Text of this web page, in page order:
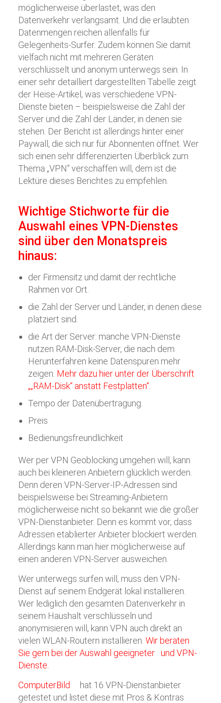
möglicherweise überlastet, was den
Datenverkehr verlangsamt. Und die erlaubten
Datenmengen reichen allenfalls für
Gelegenheits-Surfer. Zudem können Sie damit
vielfach nicht mit mehreren Geräten
verschlüsselt und anonym unterwegs sein. In
einer sehr detailliert dargestellten Tabelle zeigt
der Heise-Artikel, was verschiedene VPN-
Dienste bieten – beispielsweise die Zahl der
Server und die Zahl der Länder, in denen sie
stehen. Der Bericht ist allerdings hinter einer
Paywall, die sich nur für Abonnenten öffnet. Wer
sich einen sehr differenzierten Überblick zum
Thema „VPN“ verschaffen will, dem ist die
Lektüre dieses Berichtes zu empfehlen.
Wichtige Stichworte für die
Auswahl eines VPN-Dienstes
sind über den Monatspreis
hinaus:
der Firmensitz und damit der rechtliche
Rahmen vor Ort.
die Zahl der Server und Länder, in denen diese
platziert sind.
die Art der Server: manche VPN-Dienste
nutzen RAM-Disk-Server, die nach dem
Herunterfahren keine Datenspuren mehr
zeigen. Mehr dazu hier unter der Überschrift
„„RAM-Disk“ anstatt Festplatten“.
Tempo der Datenübertragung.
Preis
Bedienungsfreundlichkeit
Wer per VPN Geoblocking umgehen will, kann
auch bei kleineren Anbietern glücklich werden.
Denn deren VPN-Server-IP-Adressen sind
beispielsweise bei Streaming-Anbietern
möglicherweise nicht so bekannt wie die großer
VPN-Dienstanbieter. Denn es kommt vor, dass
Adressen etablierter Anbieter blockiert werden.
Allerdings kann man hier möglicherweise auf
einen anderen VPN-Server ausweichen.
Wer unterwegs surfen will, muss den VPN-
Dienst auf seinem Endgerät lokal installieren.
Wer lediglich den gesamten Datenverkehr in
seinem Haushalt verschlüsseln und
anonymisieren will, kann VPN auch direkt an
vielen WLAN-Routern installieren.Wir beraten
Sie gern bei der Auswahl geeigneter und VPN-
Dienste.
ComputerBild
hat 16 VPN-Dienstanbieter
getestet und listet diese mit Pros & Kontras